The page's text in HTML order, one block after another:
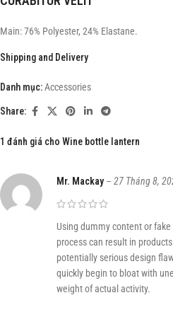
Main: 76% Polyester, 24% Elastane.
Shipping and Delivery
Danh mục:Accessories
Share:
1 đánh giá cho Wine bottle lantern
Mr. Mackay – 27 Tháng 8,
Using dummy content or
process can result in
potentially serious design
quickly begin to bloat with
weight of actual activity.